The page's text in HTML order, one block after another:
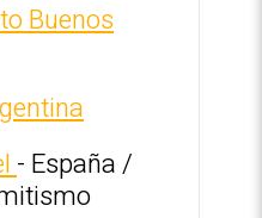
Buenos
- España /